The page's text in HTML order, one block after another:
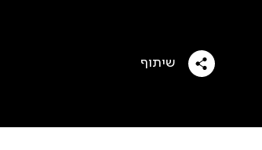
שיתוף